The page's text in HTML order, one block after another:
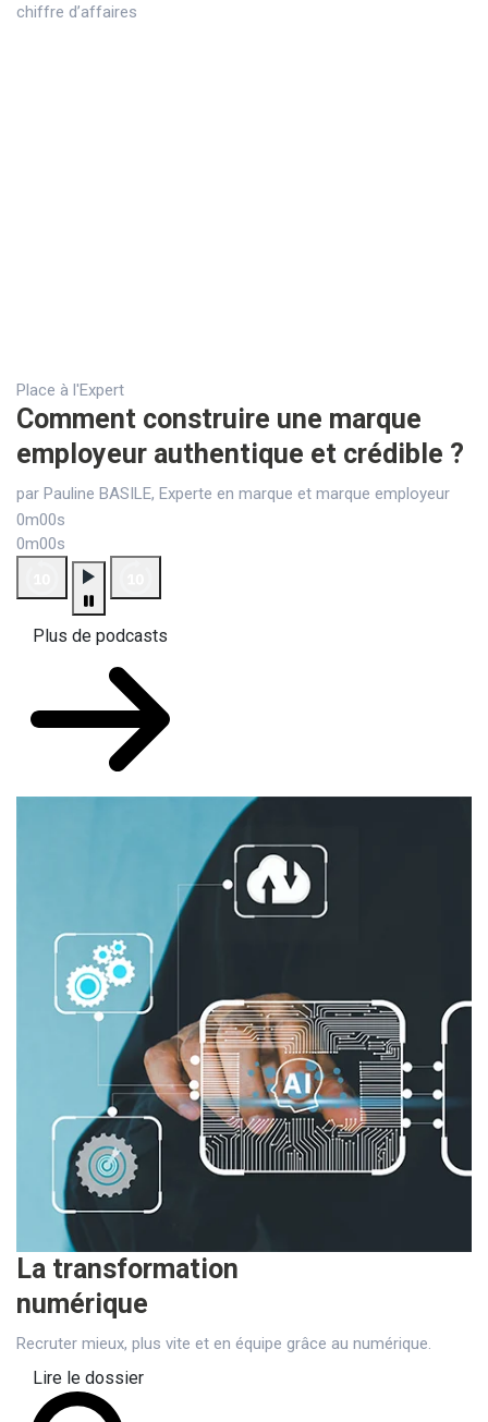
chiffre d’affaires
Place à l'Expert
Comment construire une marque
employeur authentique et crédible ?
par Pauline BASILE, Experte en marque et marque employeur
0m00s
0m00s
Plus de podcasts
La transformation
numérique
Recruter mieux, plus vite et en équipe grâce au numérique.
Lire le dossier